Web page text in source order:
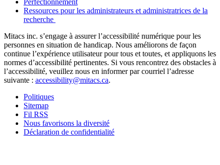
Ressources pour les administrateurs et administratrices de la
recherche
Mitacs inc. s’engage à assurer l’accessibilité numérique pour les
personnes en situation de handicap. Nous améliorons de façon
continue l’expérience utilisateur pour tous et toutes, et appliquons les
normes d’accessibilité pertinentes. Si vous rencontrez des obstacles à
l’accessibilité, veuillez nous en informer par courriel l’adresse
suivante : accessibility@mitacs.ca.
Politiques
Sitemap
Fil RSS
Nous favorisons la diversité
Déclaration de confidentialité